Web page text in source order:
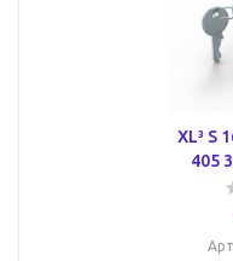
XL³ S
405